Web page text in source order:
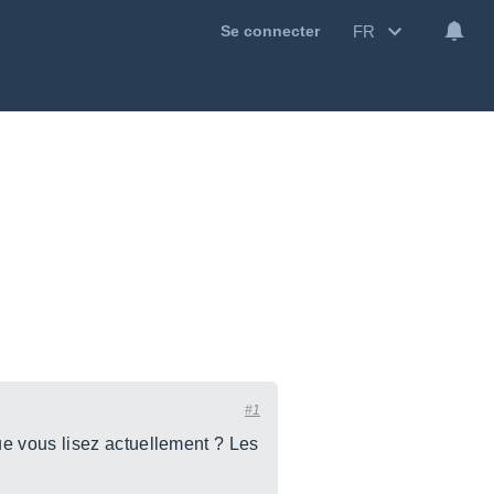
Se connecter FR
#1
vous lisez actuellement ? Les